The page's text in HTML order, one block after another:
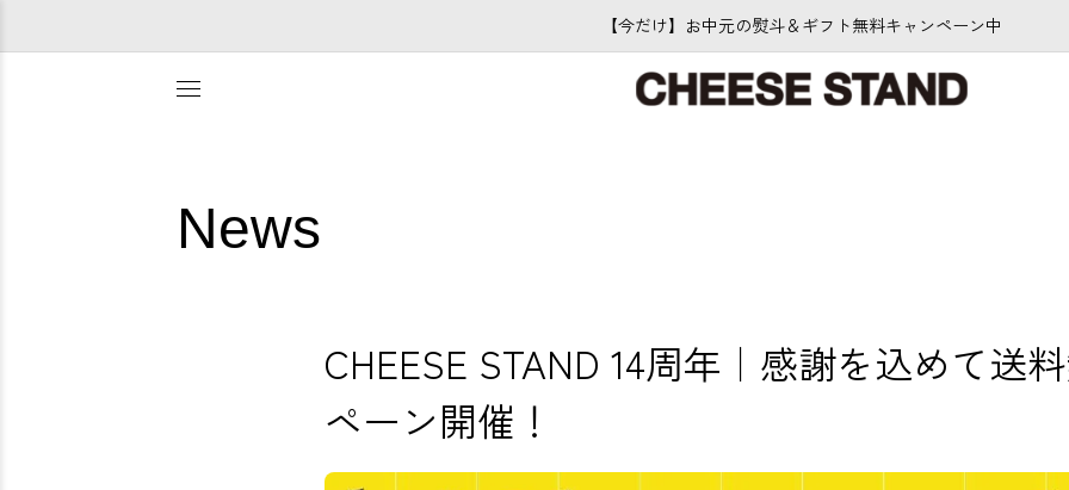
【今だけ】お中元の熨斗＆ギフト無料キャンペーン中
News
CHEESE STAND 14周年｜感謝を込めて送
ペーン開催！